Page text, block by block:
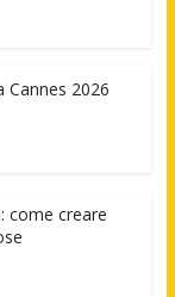
Cannes 2026
come creare